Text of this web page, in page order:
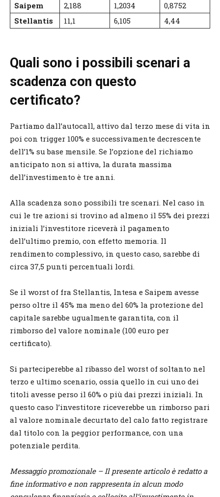
Saipem 2,188 1,2034
0,8752
Stellantis
11,1 6,105 4,44
Quali sono i possibili scenari a
scadenza con questo
certificato?
Partiamo dall’autocall, attivo dal terzo mese di vita in
poi con trigger 100% e successivamente decrescente
dell’1% su base mensile. Se l’opzione del richiamo
anticipato non si attiva, la durata massima
dell’investimento è tre anni.
Alla scadenza sono possibili tre scenari. Nel caso in
cui le tre azioni si trovino ad almeno il 55% dei prezzi
iniziali l’investitore riceverà il pagamento
dell’ultimo premio, con effetto memoria. Il
rendimento complessivo, in questo caso, sarebbe di
circa 37,5 punti percentuali lordi.
Se il worst of fra Stellantis, Intesa e Saipem avesse
perso oltre il 45% ma meno del 60% la protezione del
capitale sarebbe ugualmente garantita, con il
rimborso del valore nominale (100 euro per
certificato).
Si parteciperebbe al ribasso del worst of soltanto nel
terzo e ultimo scenario, ossia quello in cui uno dei
titoli avesse perso il 60% o più dai prezzi iniziali. In
questo caso l’investitore riceverebbe un rimborso pari
al valore nominale decurtato del calo fatto registrare
dal titolo con la peggior performance, con una
potenziale perdita.
Messaggio promozionale – Il presente articolo è redatto a
fine informativo e non rappresenta in alcun modo